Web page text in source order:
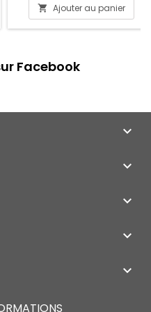
 Ajouter au panier
Facebook




